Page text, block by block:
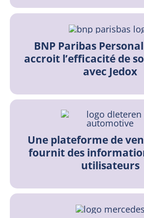
BNP Paribas
accroit l’efficacité de
avec Jedox
Une plateforme de
fournit des
utilisateurs